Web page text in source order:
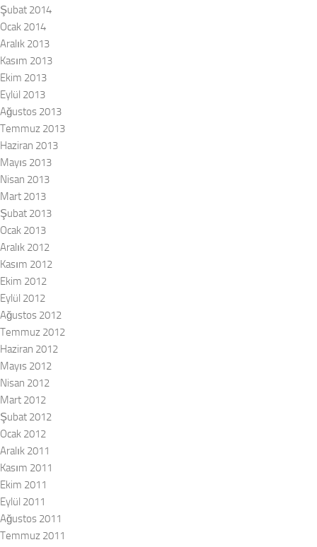
Şubat 2014
Ocak 2014
Aralık 2013
Kasım 2013
Ekim 2013
Eylül 2013
Ağustos 2013
Temmuz 2013
Haziran 2013
Mayıs 2013
Nisan 2013
Mart 2013
Şubat 2013
Ocak 2013
Aralık 2012
Kasım 2012
Ekim 2012
Eylül 2012
Ağustos 2012
Temmuz 2012
Haziran 2012
Mayıs 2012
Nisan 2012
Mart 2012
Şubat 2012
Ocak 2012
Aralık 2011
Kasım 2011
Ekim 2011
Eylül 2011
Ağustos 2011
Temmuz 2011